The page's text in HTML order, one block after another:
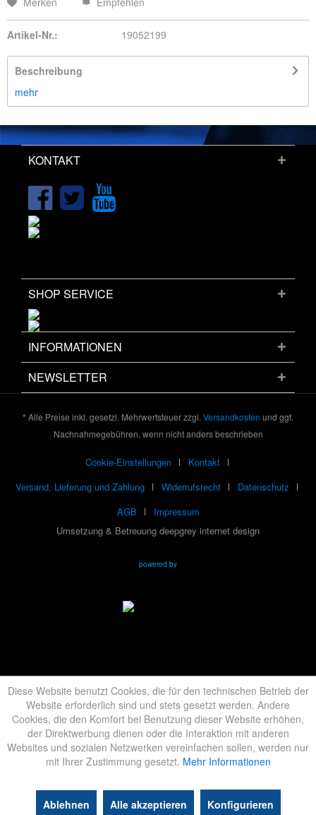
Artikel-Nr.: 19052199
Beschreibung
mehr
KONTAKT
SHOP SERVICE
INFORMATIONEN
NEWSLETTER
* Alle Preise inkl. gesetzl. Mehrwertsteuer zzgl. Versandkosten und ggf.
Nachnahmegebühren, wenn nicht anders beschrieben
Cookie-Einstellungen
Kontakt
Versand, Lieferung und Zahlung
Widerrufsrecht
Datenschutz
AGB
Impressum
Umsetzung & Betreuung deepgrey internet design
powered by
Diese Website benutzt Cookies, die für den technischen Betrieb der
Website erforderlich sind und stets gesetzt werden. Andere
Cookies, die den Komfort bei Benutzung dieser Website erhöhen,
der Direktwerbung dienen oder die Interaktion mit anderen
Websites und sozialen Netzwerken vereinfachen sollen, werden nur
mit Ihrer Zustimmung gesetzt. Mehr Informationen
Ablehnen Alle akzeptieren Konfigurieren